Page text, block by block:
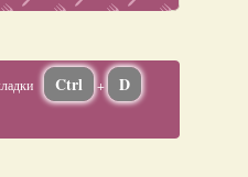
Ctrl + D